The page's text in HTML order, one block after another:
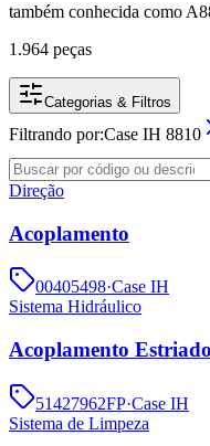
também conhecida como
1.964 peças
Categorias & Filtros
Filtrando por:Case IH 8810
Direção
Acoplamento
00405498·Case IH
Sistema Hidráulico
Acoplamento Estriado
51427962FP·Case IH
Sistema de Limpeza